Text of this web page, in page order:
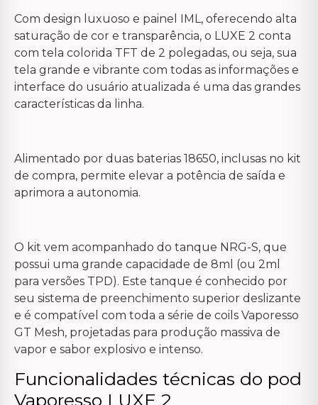
Com design luxuoso e painel IML, oferecendo alta
saturação de cor e transparência, o LUXE 2 conta
com tela colorida TFT de 2 polegadas, ou seja, sua
tela grande e vibrante com todas as informações e
interface do usuário atualizada é uma das grandes
características da linha.
Alimentado por duas baterias 18650, inclusas no kit
de compra, permite elevar a potência de saída e
aprimora a autonomia.
O kit vem acompanhado do tanque NRG-S, que
possui uma grande capacidade de 8ml (ou 2ml
para versões TPD). Este tanque é conhecido por
seu sistema de preenchimento superior deslizante
e é compatível com toda a série de coils Vaporesso
GT Mesh, projetadas para produção massiva de
vapor e sabor explosivo e intenso.
Funcionalidades técnicas do pod
Vaporesso LUXE 2